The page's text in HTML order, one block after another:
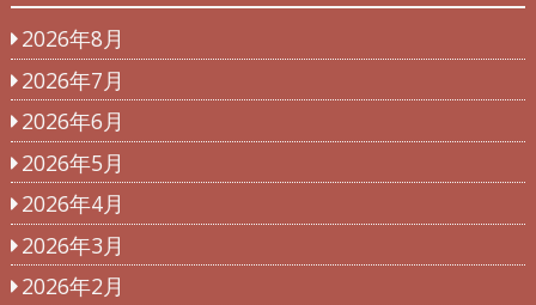
2026年8月
2026年7月
2026年6月
2026年5月
2026年4月
2026年3月
2026年2月